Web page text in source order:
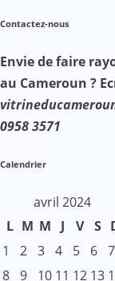
Contactez-nous
Envie de faire
au Cameroun ?
0958 3571
Calendrier
avril 2024
L M M J V S
1
2 3 4 5 6 7
8 9 10 11 12 13